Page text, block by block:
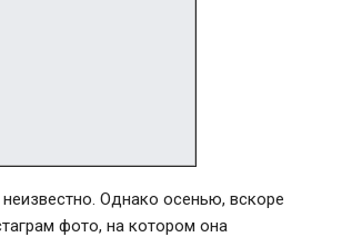
Однако осенью, вскоре
фото, на котором она